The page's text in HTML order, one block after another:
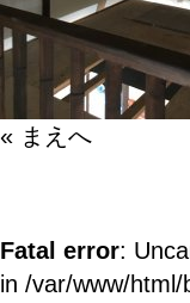
« まえへ
Fatal error:
in /var/www/